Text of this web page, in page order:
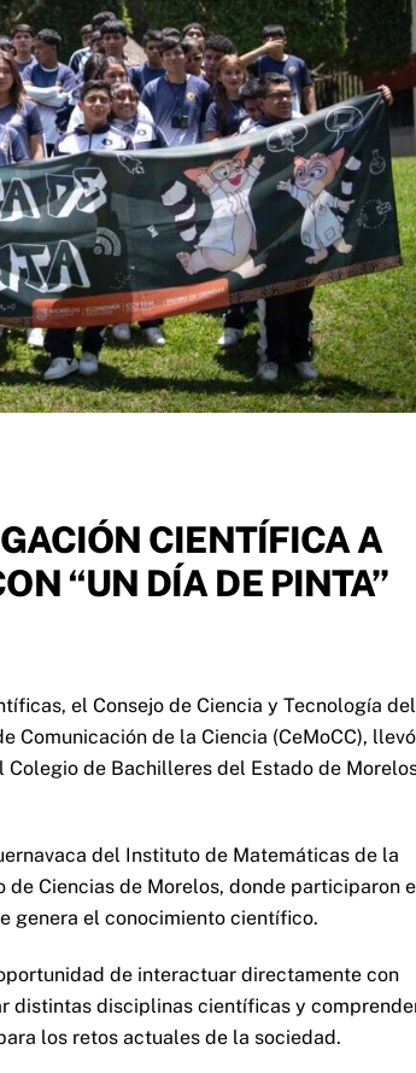
CIENTÍFICA A
“UN DÍA DE PINTA”
el Consejo de Ciencia y Tecnología del
Comunicación de la Ciencia (CeMoCC),
Colegio de Bachilleres del Estado de
del Instituto de Matemáticas de la
de Ciencias de Morelos, donde participaron
genera el conocimiento científico.
de interactuar directamente con
distintas disciplinas científicas y
los retos actuales de la sociedad.